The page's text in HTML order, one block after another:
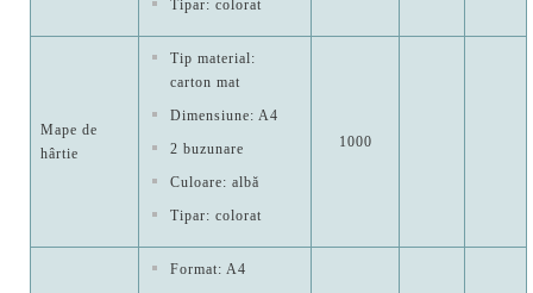
Tipar: colorat
Mape de
hârtie
Tip material:
carton mat
Dimensiune: A4
2 buzunare
Culoare: albă
Tipar: colorat
1000
Format: A4